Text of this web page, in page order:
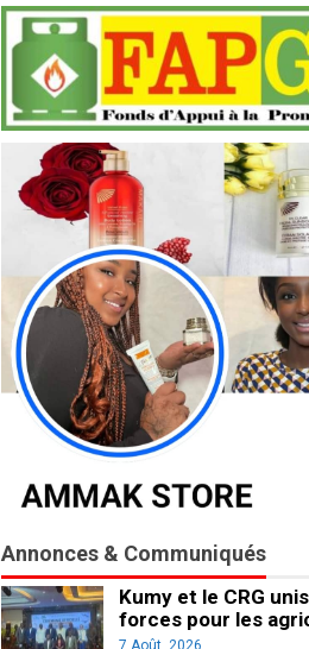
Annonces & Communiqués
Kumy et le CRG
forces pour les